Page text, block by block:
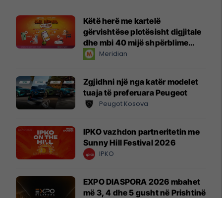
Këtë herë me kartelë
gërvishtëse plotësisht digjitale
dhe mbi 40 mijë shpërblime
instant!Meridian
Zgjidhni një nga katër modelet
tuaja të preferuara Peugeot
Peugot Kosova
IPKO vazhdon partneritetin me
Sunny Hill Festival 2026
IPKO
EXPO DIASPORA 2026 mbahet
më 3, 4 dhe 5 gusht në Prishtinë